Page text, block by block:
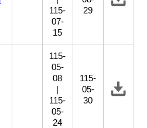
115-
07-
15
29
115-
05-
08
|
115-
05-
24
115-
05-
30